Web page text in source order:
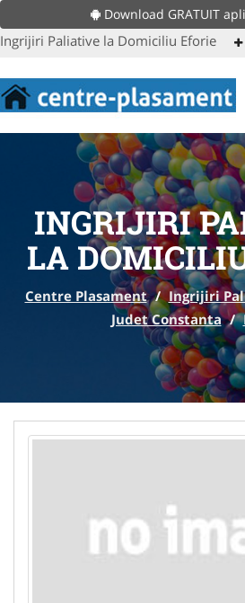
Download GRATUIT
Ingrijiri Paliative la Domiciliu Eforie
INGRIJIRI
LA
Centre Plasament / Ingrijiri
Judet Constanta /